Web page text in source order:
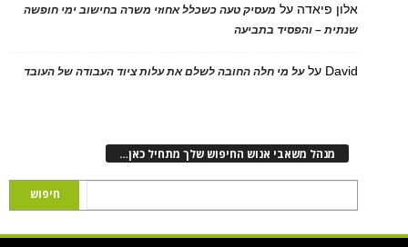
אלון פיאדה על מעסיק טעה כשכלל אחוזי משרה בחישוב ימי חופשה
שנתית – והפסיד בתביעה
David עלעל מי חלה החובה לשלם את עלות ציוד העבודה של העובד
מנהל משאבי אנוש החיפוש שלך מתחיל כאן…